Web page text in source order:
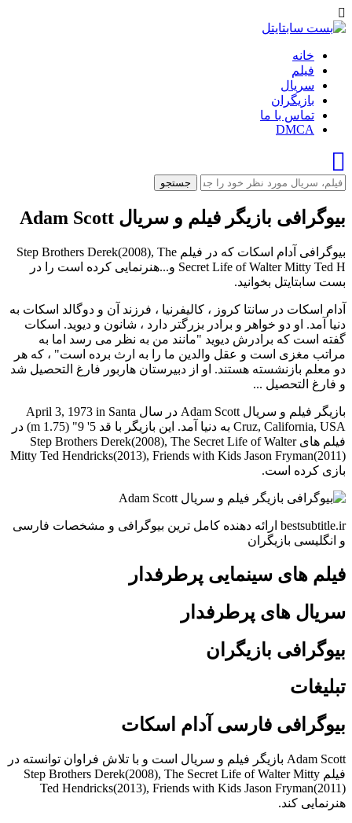
خانه
فیلم
سریال
بازیگران
تماس با ما
DMCA
جستجو
بیوگرافی بازیگر فیلم و سریال Adam Scott
بیوگرافی آدام اسکات که در فیلم Step Brothers Derek(2008), The
Secret Life of Walter Mitty Ted H و...هنرنمایی کرده است را در
بست سابتایتل بخوانید.
آدام اسکات در سانتا کروز ، کالیفرنیا ، فرزند آن و دوگالد اسکات به
دنیا آمد. او دو خواهر و برادر بزرگتر دارد ، شانون و دیوید. اسکات
گفته است که برادرش دیوید "مانند من به نظر می رسد اما به
مراتب مغزی است و عقل والدین ما را به ارث برده است" ، که هر
دو معلم بازنشسته هستند. او از دبیرستان هاربور فارغ التحصیل شد
و فارغ التحصیل ...
بازیگر فیلم و سریال Adam Scott در سال April 3, 1973 in Santa
Cruz, California, USA به دنیا آمد. این بازیگر با قد 5' 9" (1.75 m) در
فیلم های Step Brothers Derek(2008), The Secret Life of Walter
Mitty Ted Hendricks(2013), Friends with Kids Jason Fryman(2011)
بازی کرده است.
bestsubtitle.ir ارائه دهنده کامل ترین بیوگرافی و مشخصات فارسی
و انگلیسی بازیگران
فیلم های سینمایی پرطرفدار
سریال های پرطرفدار
بیوگرافی بازیگران
تبلیغات
بیوگرافی فارسی آدام اسکات
Adam Scott بازیگر فیلم و سریال است و با تلاش فراوان توانسته در
فیلم Step Brothers Derek(2008), The Secret Life of Walter Mitty
Ted Hendricks(2013), Friends with Kids Jason Fryman(2011)
هنرنمایی کند.